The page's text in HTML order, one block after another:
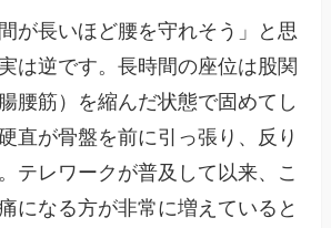
が長いほど腰を守れそう」と思
は逆です。長時間の座位は股関
腰筋）を縮んだ状態で固めてし
直が骨盤を前に引っ張り、反り
テレワークが普及して以来、こ
になる方が非常に増えていると